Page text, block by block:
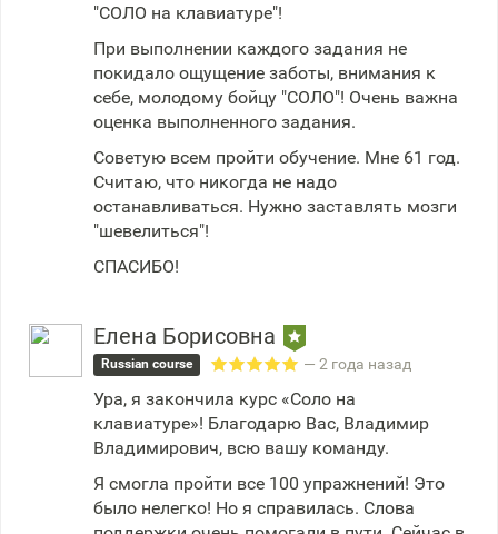
"СОЛО на клавиатуре"!
При выполнении каждого задания не
покидало ощущение заботы, внимания к
себе, молодому бойцу "СОЛО"! Очень важна
оценка выполненного задания.
Советую всем пройти обучение. Мне 61 год.
Считаю, что никогда не надо
останавливаться. Нужно заставлять мозги
"шевелиться"!
СПАСИБО!
Елена Борисовна
Russian course — 2 года назад
Ура, я закончила курс «Соло на
клавиатуре»! Благодарю Вас, Владимир
Владимирович, всю вашу команду.
Я смогла пройти все 100 упражнений! Это
было нелегко! Но я справилась. Слова